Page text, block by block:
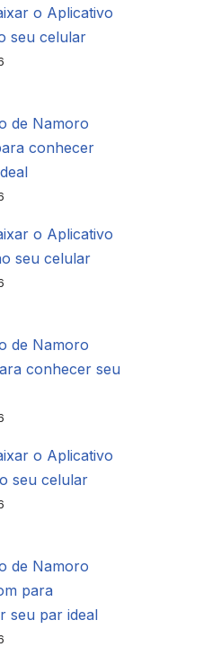
o Aplicativo
seu celular
de Namoro
conhecer
o Aplicativo
seu celular
de Namoro
conhecer seu
o Aplicativo
seu celular
de Namoro
para
seu par ideal